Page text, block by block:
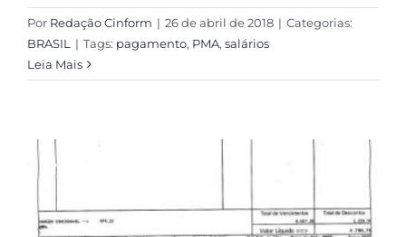
Por Redação Cinform | 26 de abril de 2018 | Categorias:
BRASIL
| Tags: pagamento, PMA, salários
Leia Mais